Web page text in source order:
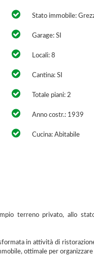
Stato immobile:
Garage: SI
Locali: 8
Cantina: SI
Totale piani: 2
Anno costr.: 1939
Cucina: Abitabile
terreno privato, allo
in attività di
ottimale per